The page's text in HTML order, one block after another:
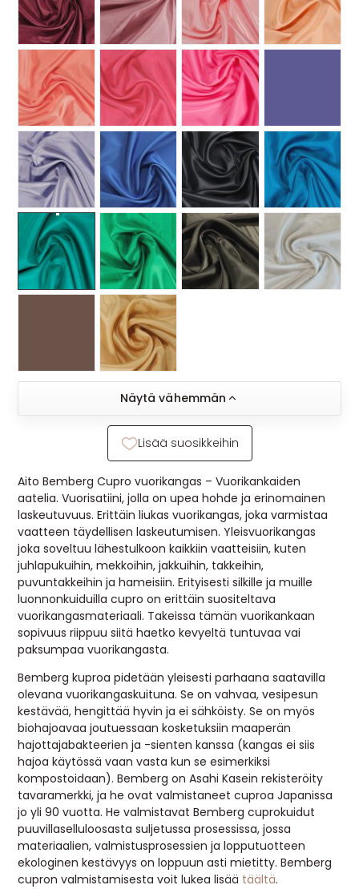
OHJEITA
USEIN KYSYTTYÄ
OTA YHTEYTTÄ
Aito Bemberg Cupro vuorikangas – Vuorikankaiden
aatelia. Vuorisatiini, jolla on upea hohde ja erinomainen
laskeutuvuus. Erittäin liukas vuorikangas, joka varmistaa
vaatteen täydellisen laskeutumisen. Yleisvuorikangas
joka soveltuu lähestulkoon kaikkiin vaatteisiin, kuten
juhlapukuihin, mekkoihin, jakkuihin, takkeihin,
puvuntakkeihin ja hameisiin. Erityisesti silkille ja muille
luonnonkuiduilla cupro on erittäin suositeltava
vuorikangasmateriaali. Takeissa tämän vuorikankaan
sopivuus riippuu siitä haetko kevyeltä tuntuvaa vai
paksumpaa vuorikangasta.
Bemberg kuproa pidetään yleisesti parhaana saatavilla
olevana vuorikangaskuituna. Se on vahvaa, vesipesun
kestävää, hengittää hyvin ja ei sähköisty. Se on myös
biohajoavaa joutuessaan kosketuksiin maaperän
hajottajabakteerien ja -sienten kanssa (kangas ei siis
hajoa käytössä vaan vasta kun se esimerkiksi
kompostoidaan). Bemberg on Asahi Kasein rekisteröity
tavaramerkki, ja he ovat valmistaneet cuproa Japanissa
jo yli 90 vuotta. He valmistavat Bemberg cuprokuidut
puuvillaselluloosasta suljetussa prosessissa, jossa
materiaalien, valmistusprosessien ja lopputuotteen
ekologinen kestävyys on loppuun asti mietitty. Bemberg
cupron valmistamisesta voit lukea lisää täältä.
Näytä vähemmän
Lisää suosikkeihin